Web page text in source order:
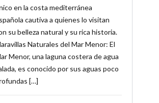
en la costa mediterránea
cautiva a quienes lo visitan
su belleza natural y su rica historia.
Naturales del Mar Menor: El
Menor, una laguna costera de agua
es conocido por sus aguas poco
[…]